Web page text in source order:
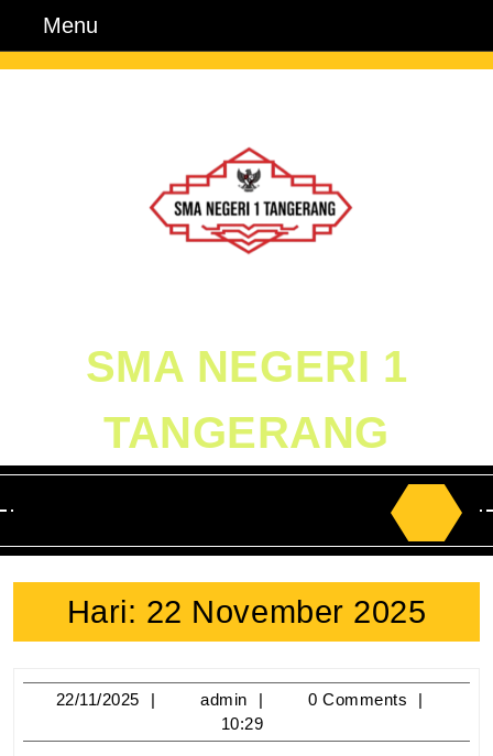
Menu
SMA NEGERI 1
TANGERANG
for:
Hari: 22 November 2025
22/11/2025 22/11/2025
admin admin0 Comments
10:29